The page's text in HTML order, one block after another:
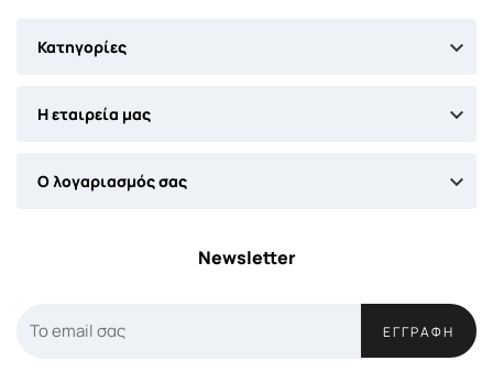
Κατηγορίες 
Η εταιρεία μας 
Ο λογαριασμός σας 
Newsletter
ΕΓΓΡΑΦΉ